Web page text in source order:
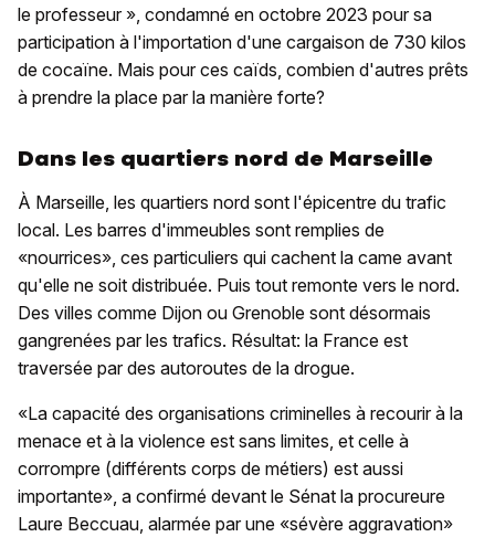
le professeur », condamné en octobre 2023 pour sa
participation à l'importation d'une cargaison de 730 kilos
de cocaïne. Mais pour ces caïds, combien d'autres prêts
à prendre la place par la manière forte?
Dans les quartiers nord de Marseille
À Marseille, les quartiers nord sont l'épicentre du trafic
local. Les barres d'immeubles sont remplies de
«nourrices», ces particuliers qui cachent la came avant
qu'elle ne soit distribuée. Puis tout remonte vers le nord.
Des villes comme Dijon ou Grenoble sont désormais
gangrenées par les trafics. Résultat: la France est
traversée par des autoroutes de la drogue.
«La capacité des organisations criminelles à recourir à la
menace et à la violence est sans limites, et celle à
corrompre (différents corps de métiers) est aussi
importante», a confirmé devant le Sénat la procureure
Laure Beccuau, alarmée par une «sévère aggravation»